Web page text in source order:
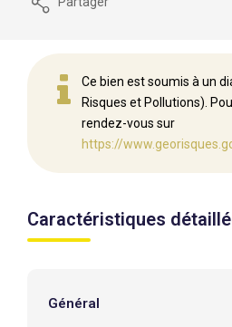
Ce bien est soumis à un
Risques et Pollutions).
rendez-vous sur
https://
Caractéristiques
Général